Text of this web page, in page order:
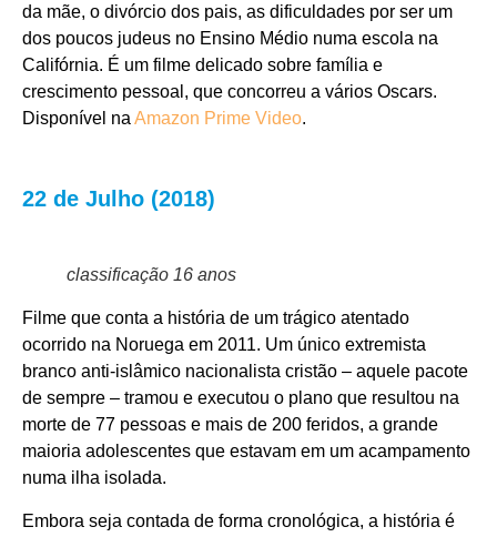
da mãe, o divórcio dos pais, as dificuldades por ser um
dos poucos judeus no Ensino Médio numa escola na
Califórnia. É um filme delicado sobre família e
crescimento pessoal, que concorreu a vários Oscars.
Disponível na Amazon Prime Video.
22 de Julho (2018)
classificação 16 anos
Filme que conta a história de um trágico atentado
ocorrido na Noruega em 2011. Um único extremista
branco anti-islâmico nacionalista cristão – aquele pacote
de sempre – tramou e executou o plano que resultou na
morte de 77 pessoas e mais de 200 feridos, a grande
maioria adolescentes que estavam em um acampamento
numa ilha isolada.
Embora seja contada de forma cronológica, a história é